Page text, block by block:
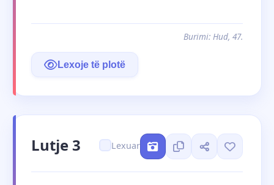
Burimi: Hud, 47.
Lexoje të plotë
Lutje 3 Lexuar